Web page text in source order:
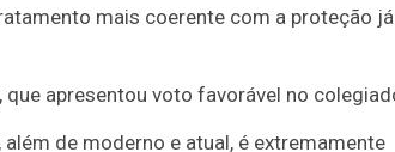
mais coerente com a proteção já
apresentou voto favorável no
de moderno e atual, é extremamente